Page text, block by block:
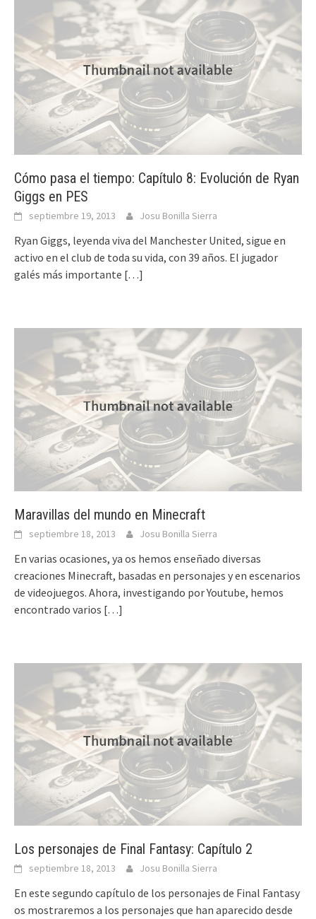
Cómo pasa el tiempo: Capítulo 8: Evolución de Ryan
Giggs en PES
septiembre 19, 2013 Josu Bonilla Sierra
Ryan Giggs, leyenda viva del Manchester United, sigue en
activo en el club de toda su vida, con 39 años. El jugador
galés más importante […]
Maravillas del mundo en Minecraft
septiembre 18, 2013 Josu Bonilla Sierra
En varias ocasiones, ya os hemos enseñado diversas
creaciones Minecraft, basadas en personajes y en escenarios
de videojuegos. Ahora, investigando por Youtube, hemos
encontrado varios […]
Los personajes de Final Fantasy: Capítulo 2
septiembre 18, 2013 Josu Bonilla Sierra
En este segundo capítulo de los personajes de Final Fantasy
os mostraremos a los personajes que han aparecido desde